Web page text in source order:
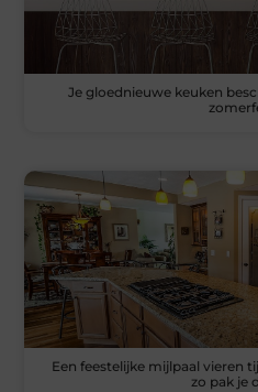
Je gloednieuwe keuken
Een feestelijke mijlpaal vieren
zo pak je